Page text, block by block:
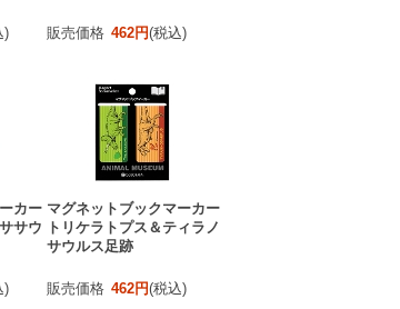
) 販売価格 462円(税込)
カー
サウ
)
マグネットブックマーカー
トリケラトプス＆ティラノ
サウルス足跡
販売価格 462円(税込)